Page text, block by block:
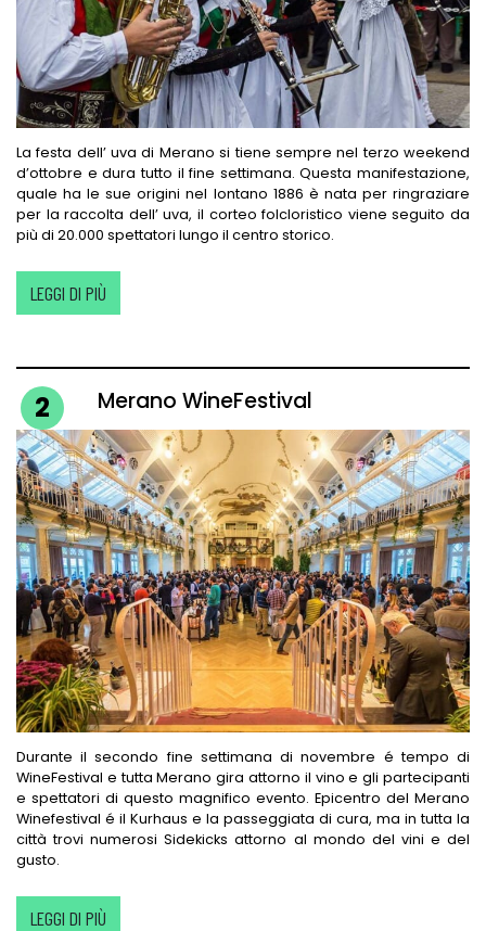
La festa dell’ uva di Merano si tiene sempre nel terzo weekend
d’ottobre e dura tutto il fine settimana. Questa manifestazione,
quale ha le sue origini nel lontano 1886 è nata per ringraziare
per la raccolta dell’ uva, il corteo folcloristico viene seguito da
più di 20.000 spettatori lungo il centro storico.
LEGGI DI PIÙ
2 Merano WineFestival
Durante il secondo fine settimana di novembre é tempo di
WineFestival e tutta Merano gira attorno il vino e gli partecipanti
e spettatori di questo magnifico evento. Epicentro del Merano
Winefestival é il Kurhaus e la passeggiata di cura, ma in tutta la
città trovi numerosi Sidekicks attorno al mondo del vini e del
gusto.
LEGGI DI PIÙ